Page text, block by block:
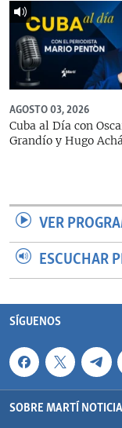
AGOSTO 03, 2026
Cuba al Día con
Grandío y Hugo Achá
VER
ESCUCHAR
SÍGUENOS
SOBRE MARTÍ